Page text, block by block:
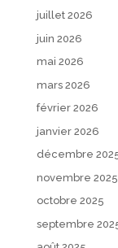
juillet 2026
juin 2026
mai 2026
mars 2026
février 2026
janvier 2026
décembre
novembre 2025
octobre 2025
septembre